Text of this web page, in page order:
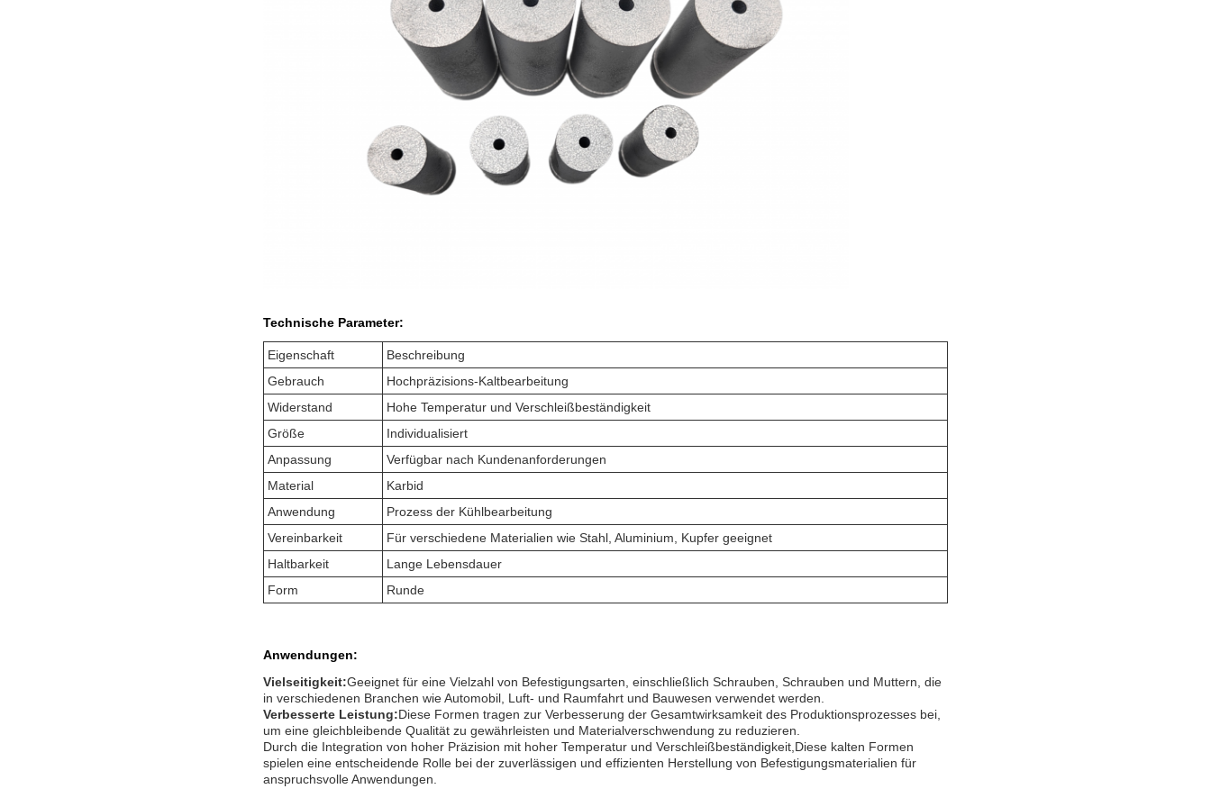
Technische Parameter:
Eigenschaft
Beschreibung
Gebrauch
Hochpräzisions-Kaltbearbeitung
Widerstand
Hohe Temperatur und Verschleißbeständigkeit
Größe
Individualisiert
Anpassung
Verfügbar nach Kundenanforderungen
Material
Karbid
Anwendung
Prozess der Kühlbearbeitung
Vereinbarkeit
Für verschiedene Materialien wie Stahl, Aluminium, Kupfer geeignet
Haltbarkeit
Lange Lebensdauer
Form
Runde
Anwendungen:
Vielseitigkeit:Geeignet für eine Vielzahl von Befestigungsarten, einschließlich Schrauben, Schrauben und Muttern, die
in verschiedenen Branchen wie Automobil, Luft- und Raumfahrt und Bauwesen verwendet werden.
Verbesserte Leistung:Diese Formen tragen zur Verbesserung der Gesamtwirksamkeit des Produktionsprozesses bei,
um eine gleichbleibende Qualität zu gewährleisten und Materialverschwendung zu reduzieren.
Durch die Integration von hoher Präzision mit hoher Temperatur und Verschleißbeständigkeit,Diese kalten Formen
spielen eine entscheidende Rolle bei der zuverlässigen und effizienten Herstellung von Befestigungsmaterialien für
anspruchsvolle Anwendungen.